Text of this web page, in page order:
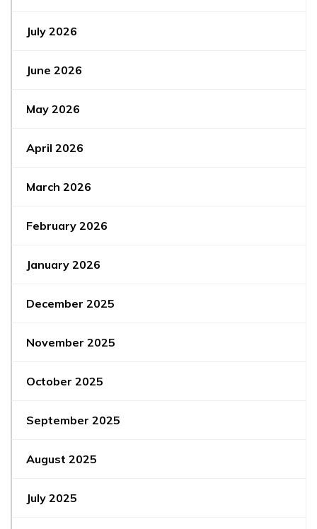
July 2026
June 2026
May 2026
April 2026
March 2026
February 2026
January 2026
December 2025
November 2025
October 2025
September 2025
August 2025
July 2025